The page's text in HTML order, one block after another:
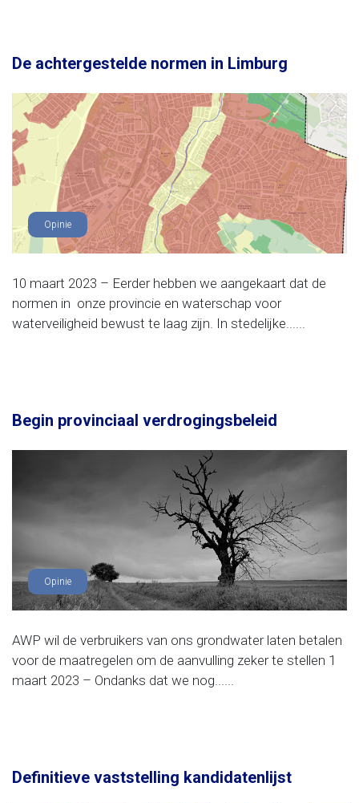
De achtergestelde normen in Limburg
Opinie
10 maart 2023 – Eerder hebben we aangekaart dat de
normen in onze provincie en waterschap voor
waterveiligheid bewust te laag zijn. In stedelijke......
Begin provinciaal verdrogingsbeleid
Opinie
AWP wil de verbruikers van ons grondwater laten betalen
voor de maatregelen om de aanvulling zeker te stellen 1
maart 2023 – Ondanks dat we nog......
Definitieve vaststelling kandidatenlijst